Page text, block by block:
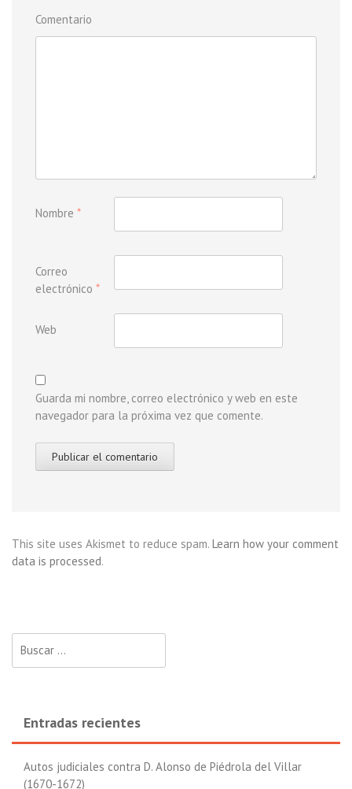
Comentario
Nombre *
Correo
electrónico *
Web
Guarda mi nombre, correo electrónico y web en este
navegador para la próxima vez que comente.
This site uses Akismet to reduce spam. Learn how your comment
data is processed.
Entradas recientes
Autos judiciales contra D. Alonso de Piédrola del Villar
(1670-1672)